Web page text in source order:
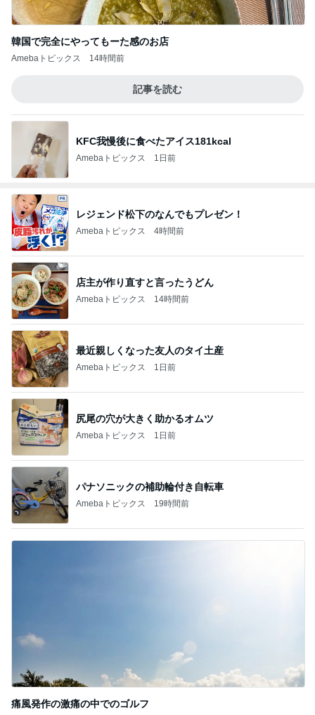
韓国で完全にやってもーた感のお店
Amebaトピックス 14時間前
記事を読む
KFC我慢後に食べたアイス181kcal
Amebaトピックス 1日前
レジェンド松下のなんでもプレゼン！
Amebaトピックス 4時間前
店主が作り直すと言ったうどん
Amebaトピックス 14時間前
最近親しくなった友人のタイ土産
Amebaトピックス 1日前
尻尾の穴が大きく助かるオムツ
Amebaトピックス 1日前
パナソニックの補助輪付き自転車
Amebaトピックス 19時間前
痛風発作の激痛の中でのゴルフ